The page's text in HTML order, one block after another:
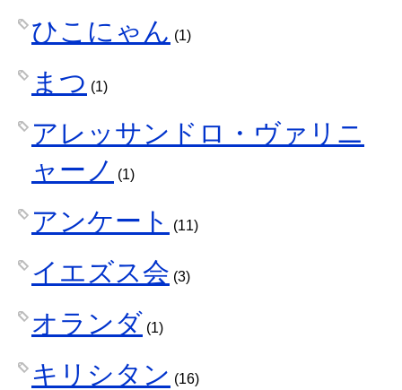
ひこにゃん (1)
まつ (1)
アレッサンドロ・ヴァリニ
ャーノ
(1)
アンケート (11)
イエズス会 (3)
オランダ (1)
キリシタン (16)